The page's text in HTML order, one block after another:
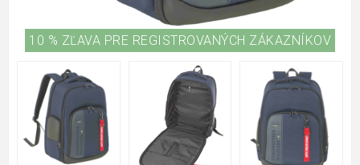
10 % ZĽAVA PRE REGISTROVANÝCH ZÁKAZNÍKOV